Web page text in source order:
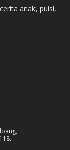
anak, puisi,